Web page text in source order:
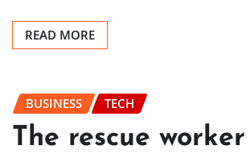
READ MORE
BUSINESS TECH
The rescue